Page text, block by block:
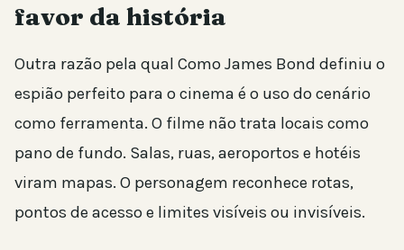
favor da história
Outra razão pela qual Como James Bond definiu o
espião perfeito para o cinema é o uso do cenário
como ferramenta. O filme não trata locais como
pano de fundo. Salas, ruas, aeroportos e hotéis
viram mapas. O personagem reconhece rotas,
pontos de acesso e limites visíveis ou invisíveis.